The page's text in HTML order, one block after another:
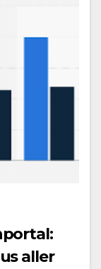
aller